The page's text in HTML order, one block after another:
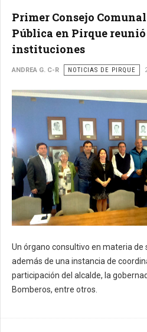
Primer Consejo
Pública en Pirque
instituciones
ANDREA G. C-R NOTICIAS DE PIRQUE
Un órgano consultivo en materia de
además de una instancia de
participación del alcalde, la
Bomberos, entre otros.